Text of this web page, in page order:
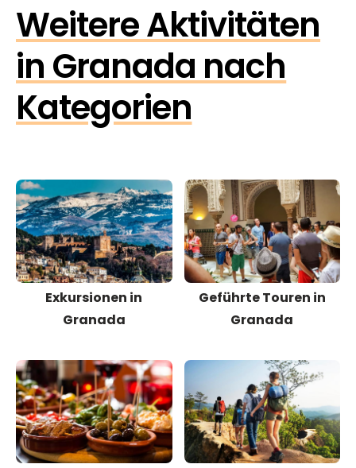
Weitere Aktivitäten
in Granada nach
Kategorien
Exkursionen in
Granada
Geführte Touren in
Granada